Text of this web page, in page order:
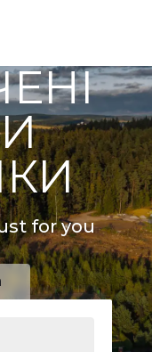
for you